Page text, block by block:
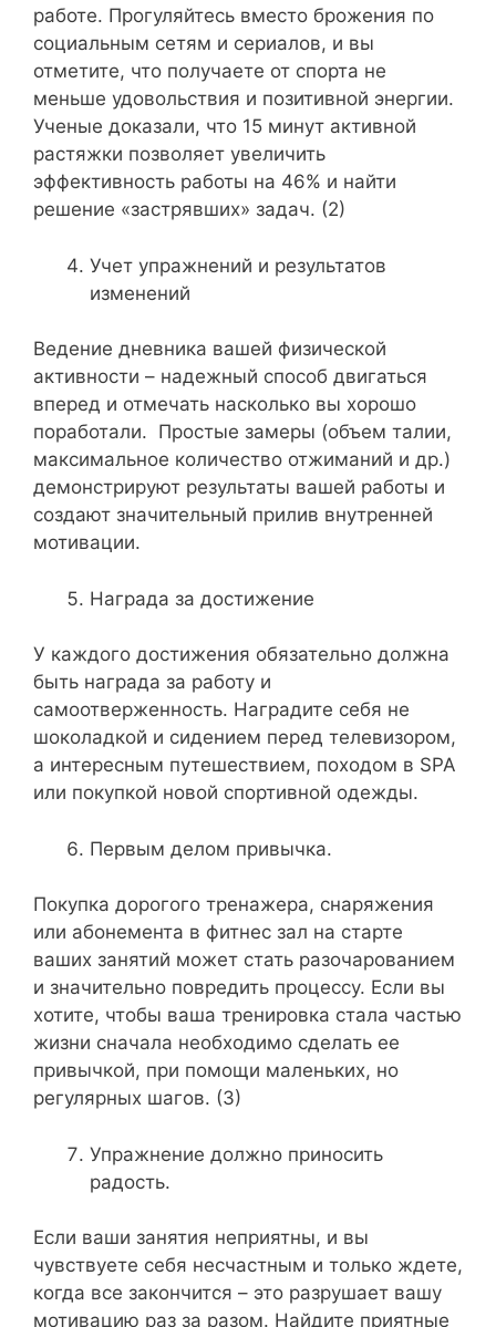
работе. Прогуляйтесь вместо брожения по
социальным сетям и сериалов, и вы
отметите, что получаете от спорта не
меньше удовольствия и позитивной энергии.
Ученые доказали, что 15 минут активной
растяжки позволяет увеличить
эффективность работы на 46% и найти
решение «застрявших» задач. (2)
Учет упражнений и результатов
изменений
Ведение дневника вашей физической
активности – надежный способ двигаться
вперед и отмечать насколько вы хорошо
поработали. Простые замеры (объем талии,
максимальное количество отжиманий и др.)
демонстрируют результаты вашей работы и
создают значительный прилив внутренней
мотивации.
Награда за достижение
У каждого достижения обязательно должна
быть награда за работу и
самоотверженность. Наградите себя не
шоколадкой и сидением перед телевизором,
а интересным путешествием, походом в SPA
или покупкой новой спортивной одежды.
Первым делом привычка.
Покупка дорогого тренажера, снаряжения
или абонемента в фитнес зал на старте
ваших занятий может стать разочарованием
и значительно повредить процессу. Если вы
хотите, чтобы ваша тренировка стала частью
жизни сначала необходимо сделать ее
привычкой, при помощи маленьких, но
регулярных шагов. (3)
Упражнение должно приносить
радость.
Если ваши занятия неприятны, и вы
чувствуете себя несчастным и только ждете,
когда все закончится – это разрушает вашу
мотивацию раз за разом. Найдите приятные